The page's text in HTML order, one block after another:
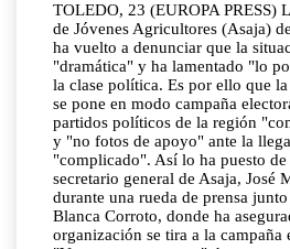
TOLEDO, 23 (EUROPA PRESS)
de Jóvenes Agricultores (Asaja)
ha vuelto a denunciar que la
"dramática" y ha lamentado "lo
la clase política. Es por ello que
se pone en modo campaña
partidos políticos de la región
y "no fotos de apoyo" ante la
"complicado". Así lo ha puesto
secretario general de Asaja, José
durante una rueda de prensa
Blanca Corroto, donde ha
organización se tira a la campaña